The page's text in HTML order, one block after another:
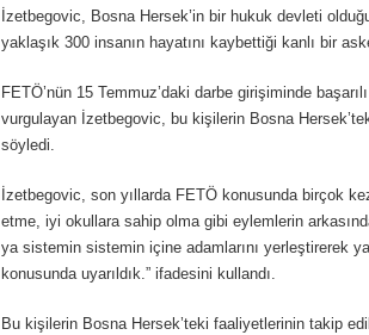
İzetbegovic, Bosna Hersek’in bir hukuk devleti
yaklaşık 300 insanın hayatını kaybettiği kanlı bir
FETÖ’nün 15 Temmuz’daki darbe girişiminde
vurgulayan İzetbegovic, bu kişilerin Bosna
söyledi.
İzetbegovic, son yıllarda FETÖ konusunda birçok
etme, iyi okullara sahip olma gibi eylemlerin
ya sistemin sistemin içine adamlarını yerleştirerek
konusunda uyarıldık.” ifadesini kullandı.
Bu kişilerin Bosna Hersek’teki faaliyetlerinin takip